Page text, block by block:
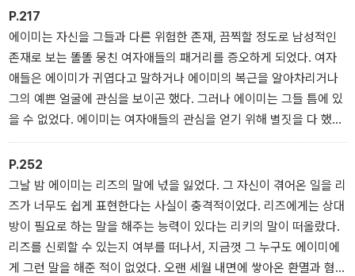
어진 뒤로 리즈는 소모적인 관계만 반복하며 지내고 있었다. 어쩌면
셋이서 가족을 이룰 수 있지 않을까? 카트리나, 에임스, 리즈는 한자
리에 모인다. 그리고 새로운 형태의 가족을 어떻게 만들 수 있을지 고
민을 시작한다.
서 한다는 소리가 이중결혼생활을 하자는 거라니, 그건 나도 미처 예
상 못 했네. 씨발 이게 무슨 개소리야.” 그러나 리즈는 가려고 일어서
지 않는다. 미동조차 없다. 에임스는 숨을 죽이고 리즈가 거절하기를,
너하고는 절대 아이를 키우지 않겠다고 말하기를, 그가 내놓은 일생
일대의 제안을 묵살하기를 기다린다. 리즈가 어머니가 되어달라는 그
의 제안을 거절한다면, 리즈는 에임스에게서 그 어떤 것도 받지 않을
“내가 그렇게 우습게 보이니?” 잠시 후 리즈가 말을 잇는다. “내가 2
류 어머니 역할을 덥석 받아들일 줄 알았어? 그리고 대체 그 여자는
어떻게 생겨먹은 여자길래 성전환자와 전직 성전환자한테 아이를 낳
아주겠대? 대체 어떤 여자야? 그 여자 대체 뭐가 문제야?”
“그 여잔 아무 문제가 없어. 이 제안을 받아들일지도 모르겠고. 아직
얘기도 안 했거든.”
P.217
에이미는 자신을 그들과 다른 위험한 존재, 끔찍할 정도로 남성적인
존재로 보는 똘똘 뭉친 여자애들의 패거리를 증오하게 되었다. 여자
애들은 에이미가 귀엽다고 말하거나 에이미의 복근을 알아차리거나
그의 예쁜 얼굴에 관심을 보이곤 했다. 그러나 에이미는 그들 틈에 있
을 수 없었다. 에이미는 여자애들의 관심을 얻기 위해 별짓을 다 했고
그 과정에서 자신이 신의 실패작인 것 같은 기분이 들어서 역겨웠다.
그는 여자애들 틈에 끼고 싶어 안달하는, 자존심도 없고 딱히 적절한
명칭조차 없는 개자식이었다. 그래서 그는 가장 조잡한 방식으로 그
들에게 다가갔다. 때로 그들에 대한 증오심은 자기혐오로 표출되었
고, 몇 주 동안 거울을 못 보거나 아니면 아무것도 하지 않고 오직 거
울만 보았다. 아는 여자애들을 바라볼 때면 그들에 대한 질투심이 끓
어올랐다. 작은 것들이었다. 그들이 눈썹을 뽑는 모습이라든가, 그들
P.252
그날 밤 에이미는 리즈의 말에 넋을 잃었다. 그 자신이 겪어온 일을 리
즈가 너무도 쉽게 표현한다는 사실이 충격적이었다. 리즈에게는 상대
방이 필요로 하는 말을 해주는 능력이 있다는 리키의 말이 떠올랐다.
리즈를 신뢰할 수 있는지 여부를 떠나서, 지금껏 그 누구도 에이미에
게 그런 말을 해준 적이 없었다. 오랜 세월 내면에 쌓아온 환멸과 혐오